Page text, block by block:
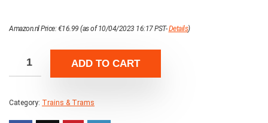
Amazon.nl Price:€16.99 (as of 10/04/2023 16:17 PST-Details)
ADD TO CART
Category: Trains & Trams